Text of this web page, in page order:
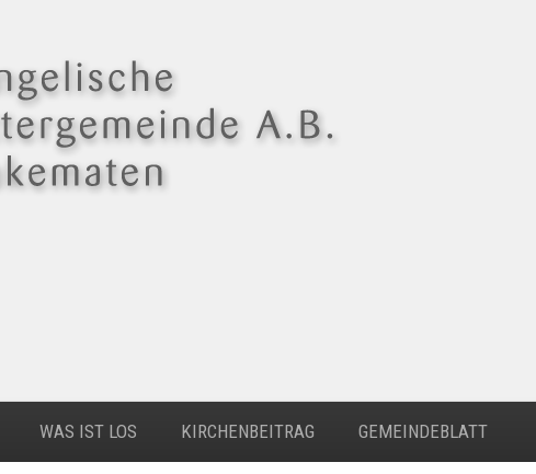
WAS IST LOS KIRCHENBEITRAG GEMEINDEBLATT